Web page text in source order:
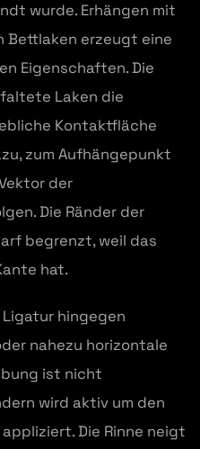
wurde. Erhängen mit
Bettlaken erzeugt eine
Eigenschaften. Die
Laken die
Kontaktfläche
zum Aufhängepunkt
der
Die Ränder der
begrenzt, weil das
hat.
hingegen
nahezu horizontale
ist nicht
wird aktiv um den
Die Rinne neigt